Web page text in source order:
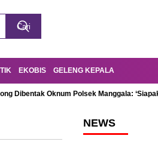
EKOBIS GELENG KEPALA
Dibentak Oknum Polsek Manggala:
NEWS